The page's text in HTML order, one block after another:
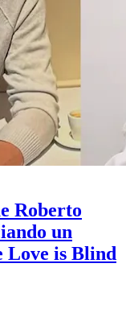
Roberto
un
Love is Blind